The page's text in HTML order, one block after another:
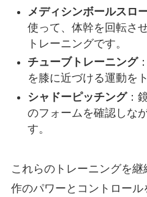
メディシンボールスロ
使って、体幹を回転さ
トレーニングです。
チューブトレーニング
を膝に近づける運動を
シャドーピッチング：
のフォームを確認しな
す。
これらのトレーニングを
作のパワーとコントロー